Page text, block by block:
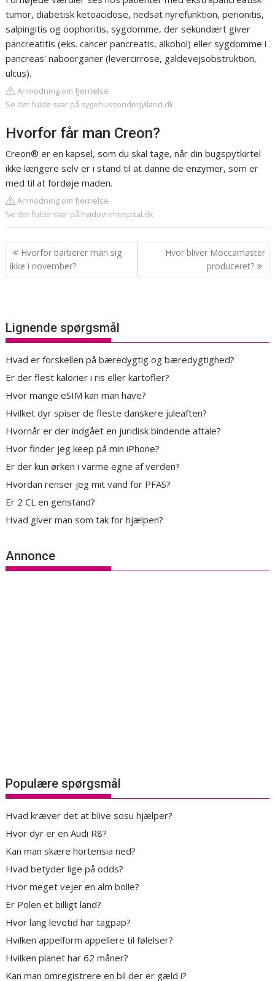
tumor, diabetisk ketoacidose, nedsat nyrefunktion, perionitis,
salpingitis og oophoritis, sygdomme, der sekundært giver
pancreatitis (eks. cancer pancreatis, alkohol) eller sygdomme i
pancreas' naboorganer (levercirrose, galdevejsobstruktion,
ulcus).
Anmodning om fjernelse
Se det fulde svar på sygehussonderjylland.dk
Hvorfor får man Creon?
Creon® er en kapsel, som du skal tage, når din bugspytkirtel
ikke længere selv er i stand til at danne de enzymer, som er
med til at fordøje maden.
Anmodning om fjernelse
Se det fulde svar på hvidovrehospital.dk
Indlægsnavigation
Hvorfor barberer man sig
ikke i november?
Hvor bliver Moccamaster
produceret?
Lignende spørgsmål
Hvad er forskellen på bæredygtig og bæredygtighed?
Er der flest kalorier i ris eller kartofler?
Hvor mange eSIM kan man have?
Hvilket dyr spiser de fleste danskere juleaften?
Hvornår er der indgået en juridisk bindende aftale?
Hvor finder jeg keep på min iPhone?
Er der kun ørken i varme egne af verden?
Hvordan renser jeg mit vand for PFAS?
Er 2 CL en genstand?
Hvad giver man som tak for hjælpen?
Annonce
Populære spørgsmål
Hvad kræver det at blive sosu hjælper?
Hvor dyr er en Audi R8?
Kan man skære hortensia ned?
Hvad betyder lige på odds?
Hvor meget vejer en alm bolle?
Er Polen et billigt land?
Hvor lang levetid har tagpap?
Hvilken appelform appellere til følelser?
Hvilken planet har 62 måner?
Kan man omregistrere en bil der er gæld i?